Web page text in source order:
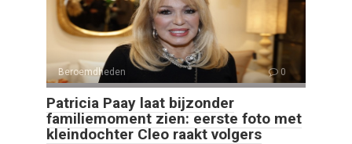
Beroemdheden 0
Patricia Paay laat bijzonder
familiemoment zien: eerste foto met
kleindochter Cleo raakt volgers